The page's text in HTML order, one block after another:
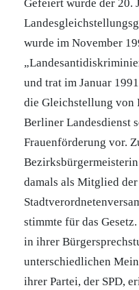
Gefeiert wurde der 20.
wurde im November
und trat im Januar
die Gleichstellung von
Berliner Landesdienst
Frauenförderung vor.
damals als Mitglied
stimmte für das
in ihrer
unterschiedlichen
ihrer Partei, der SPD,